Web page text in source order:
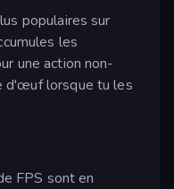
populaires sur
les
une action non-
d'œuf lorsque tu les
FPS sont en